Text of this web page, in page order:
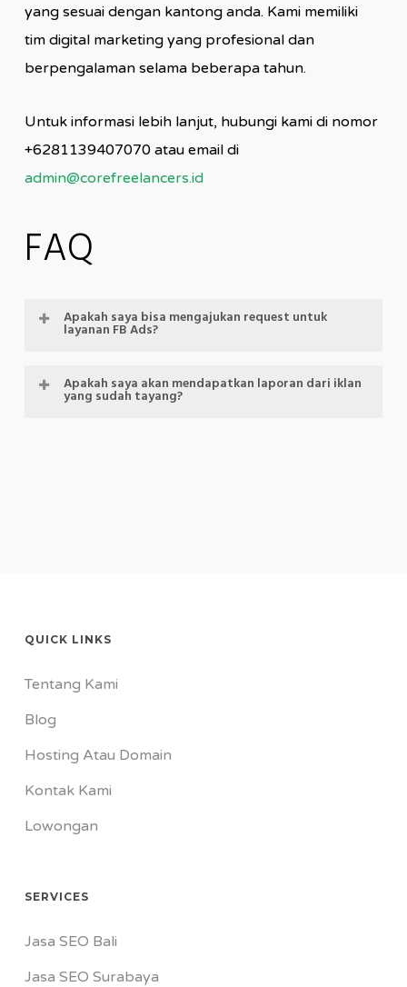
yang sesuai dengan kantong anda. Kami memiliki
tim digital marketing yang profesional dan
berpengalaman selama beberapa tahun.
Untuk informasi lebih lanjut, hubungi kami di nomor
+6281139407070 atau email di
admin@corefreelancers.id
FAQ
Apakah saya bisa mengajukan request untuk
layanan FB Ads?
Silahkan hubungi nomor kontak kami untuk hal
ini. Kita bisa mendiskusikannya.
Apakah saya akan mendapatkan laporan dari iklan
yang sudah tayang?
QUICK LINKS
Tentang Kami
Blog
Hosting Atau Domain
Kontak Kami
Lowongan
SERVICES
Jasa SEO Bali
Jasa SEO Surabaya